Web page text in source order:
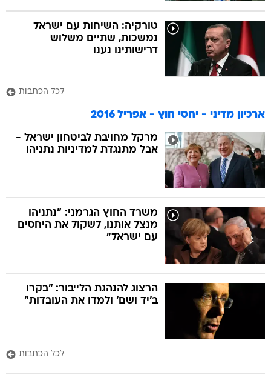
טורקיה: השיחות עם ישראל
נמשכות, שתיים משלוש
דרישותינו נענו
לכל הכתבות
ארכיון מדיני - יחסי חוץ - אפריל 2016
מרקל מחויבת לביטחון ישראל -
אבל מתנגדת למדיניות נתניהו
משרד החוץ הגרמני: "נתניהו
מנצל אותנו, לשקול את היחסים
עם ישראל"
הרצוג להנהגת הלייבור: "בקרו
ב'יד ושם' ולמדו את העובדות"
לכל הכתבות